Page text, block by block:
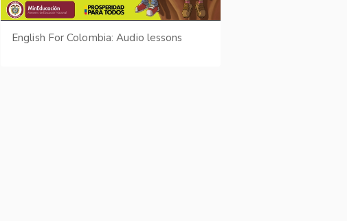
English For Colombia: Audio lessons